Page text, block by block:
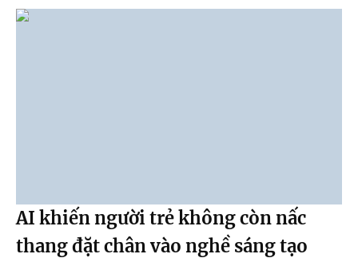
AI khiến người trẻ không còn nấc
thang đặt chân vào nghề sáng tạo